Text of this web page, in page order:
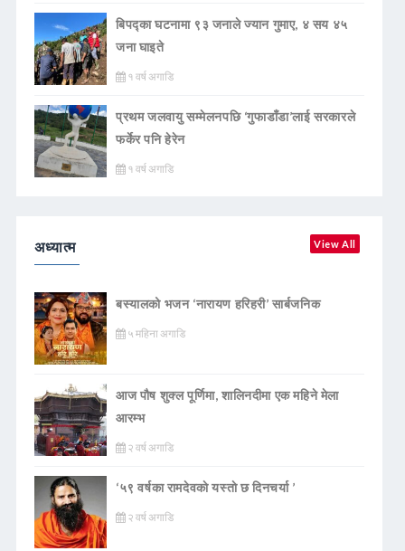
बिपद्का घटनामा ९३ जनाले ज्यान गुमाए, ४ सय ४५
जना घाइते
१ वर्ष अगाडि
प्रथम जलवायु सम्मेलनपछि ‘गुफाडाँडा’लाई सरकारले
फर्केर पनि हेरेन
१ वर्ष अगाडि
अध्यात्म View All
बस्यालको भजन ‘नारायण हरिहरी’ सार्बजनिक
५ महिना अगाडि
आज पौष शुक्ल पूर्णिमा, शालिनदीमा एक महिने मेला
आरम्भ
२ वर्ष अगाडि
‘५९ वर्षका रामदेवकाे यस्ताे छ दिनचर्या ’
२ वर्ष अगाडि